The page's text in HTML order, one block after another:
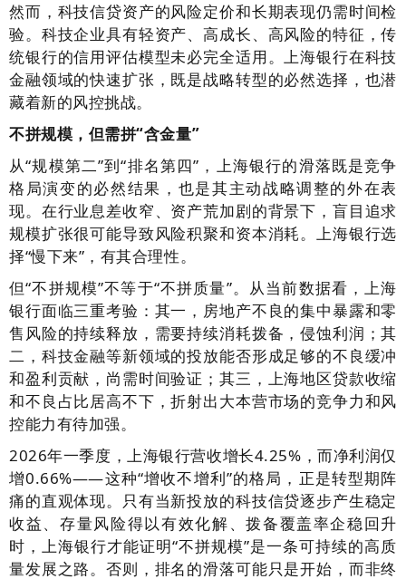
然而，科技信贷资产的风险定价和长期表现仍需时间检
验。科技企业具有轻资产、高成长、高风险的特征，传
统银行的信用评估模型未必完全适用。上海银行在科技
金融领域的快速扩张，既是战略转型的必然选择，也潜
藏着新的风控挑战。
不拼规模，但需拼“含金量”
从“规模第二”到“排名第四”，上海银行的滑落既是竞争
格局演变的必然结果，也是其主动战略调整的外在表
现。在行业息差收窄、资产荒加剧的背景下，盲目追求
规模扩张很可能导致风险积聚和资本消耗。上海银行选
择“慢下来”，有其合理性。
但“不拼规模”不等于“不拼质量”。从当前数据看，上海
银行面临三重考验：其一，房地产不良的集中暴露和零
售风险的持续释放，需要持续消耗拨备，侵蚀利润；其
二，科技金融等新领域的投放能否形成足够的不良缓冲
和盈利贡献，尚需时间验证；其三，上海地区贷款收缩
和不良占比居高不下，折射出大本营市场的竞争力和风
控能力有待加强。
2026年一季度，上海银行营收增长4.25%，而净利润仅
增0.66%——这种“增收不增利”的格局，正是转型期阵
痛的直观体现。只有当新投放的科技信贷逐步产生稳定
收益、存量风险得以有效化解、拨备覆盖率企稳回升
时，上海银行才能证明“不拼规模”是一条可持续的高质
量发展之路。否则，排名的滑落可能只是开始，而非终